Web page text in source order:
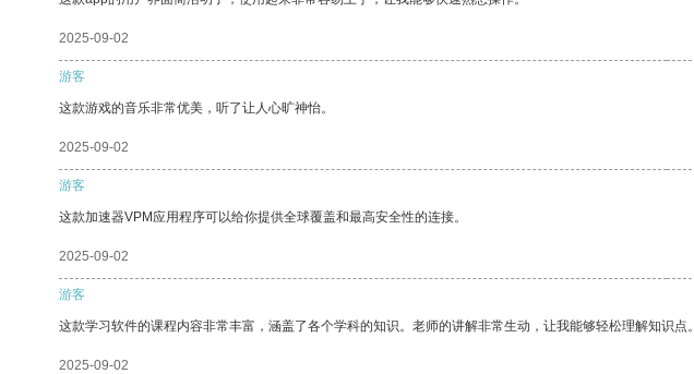
2025-09-02
游客
这款游戏的音乐非常优美，听了让人心旷神怡。
2025-09-02
游客
这款加速器VPM应用程序可以给你提供全球覆盖和最高安全性的连接。
2025-09-02
游客
这款学习软件的课程内容非常丰富，涵盖了各个学科的知识。老师的讲解非常生动，让我能够轻松理解知识点。
2025-09-02